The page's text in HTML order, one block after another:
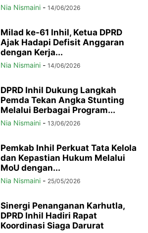
Nia Nismaini - 14/06/2026
Milad ke-61 Inhil, Ketua DPRD
Ajak Hadapi Defisit Anggaran
dengan Kerja...
Nia Nismaini - 14/06/2026
DPRD Inhil Dukung Langkah
Pemda Tekan Angka Stunting
Melalui Berbagai Program...
Nia Nismaini - 13/06/2026
Pemkab Inhil Perkuat Tata Kelola
dan Kepastian Hukum Melalui
MoU dengan...
Nia Nismaini - 25/05/2026
Sinergi Penanganan Karhutla,
DPRD Inhil Hadiri Rapat
Koordinasi Siaga Darurat